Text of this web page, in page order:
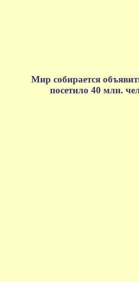
Мир собирается
посетило 40 млн.